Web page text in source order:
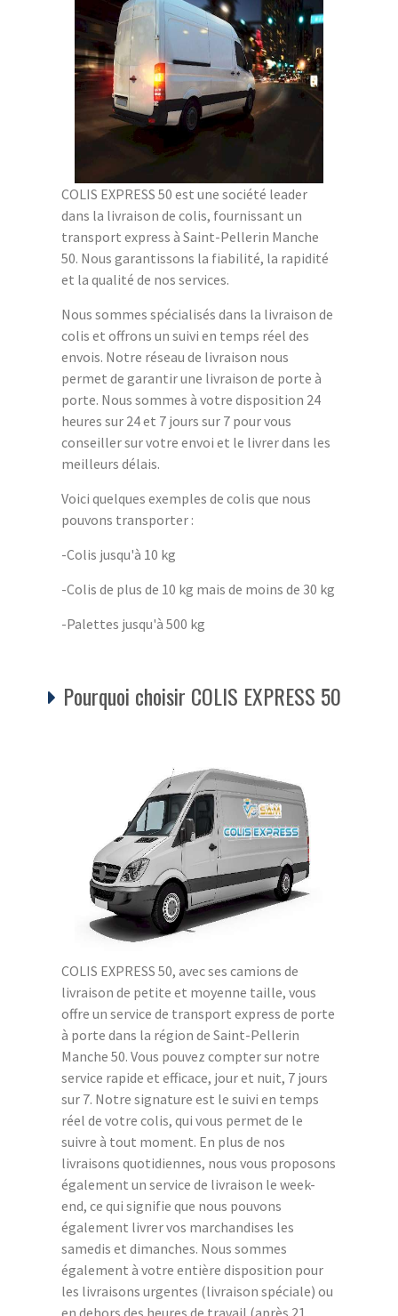
COLIS EXPRESS 50 est une société leader
dans la livraison de colis, fournissant un
transport express à Saint-Pellerin Manche
50. Nous garantissons la fiabilité, la rapidité
et la qualité de nos services.
Nous sommes spécialisés dans la livraison de
colis et offrons un suivi en temps réel des
envois. Notre réseau de livraison nous
permet de garantir une livraison de porte à
porte. Nous sommes à votre disposition 24
heures sur 24 et 7 jours sur 7 pour vous
conseiller sur votre envoi et le livrer dans les
meilleurs délais.
Voici quelques exemples de colis que nous
pouvons transporter :
-Colis jusqu'à 10 kg
-Colis de plus de 10 kg mais de moins de 30 kg
-Palettes jusqu'à 500 kg
Pourquoi choisir COLIS EXPRESS 50
COLIS EXPRESS 50, avec ses camions de
livraison de petite et moyenne taille, vous
offre un service de transport express de porte
à porte dans la région de Saint-Pellerin
Manche 50. Vous pouvez compter sur notre
service rapide et efficace, jour et nuit, 7 jours
sur 7. Notre signature est le suivi en temps
réel de votre colis, qui vous permet de le
suivre à tout moment. En plus de nos
livraisons quotidiennes, nous vous proposons
également un service de livraison le week-
end, ce qui signifie que nous pouvons
également livrer vos marchandises les
samedis et dimanches. Nous sommes
également à votre entière disposition pour
les livraisons urgentes (livraison spéciale) ou
en dehors des heures de travail (après 21